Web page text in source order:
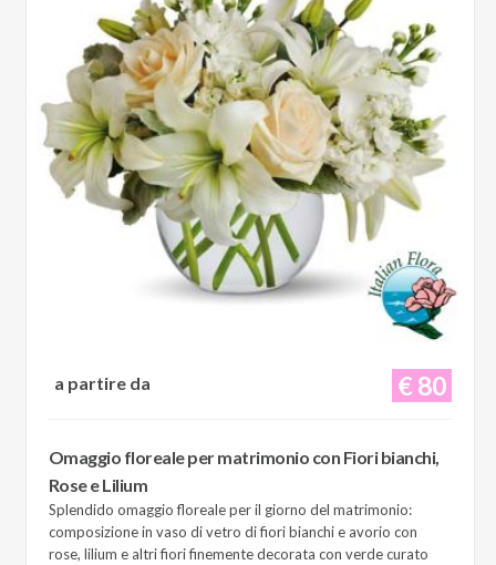
€ 80
a partire da
Omaggio floreale per matrimonio con Fiori bianchi,
Rose e Lilium
Splendido omaggio floreale per il giorno del matrimonio:
composizione in vaso di vetro di fiori bianchi e avorio con
rose, lilium e altri fiori finemente decorata con verde curato